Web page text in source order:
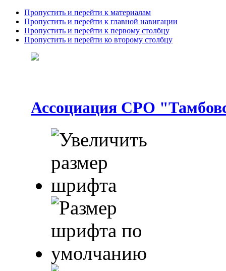
Пропустить и перейти к материалам
Пропустить и перейти к главной навигации
Пропустить и перейти к первому столбцу
Пропустить и перейти ко второму столбцу
Ассоциация СРО